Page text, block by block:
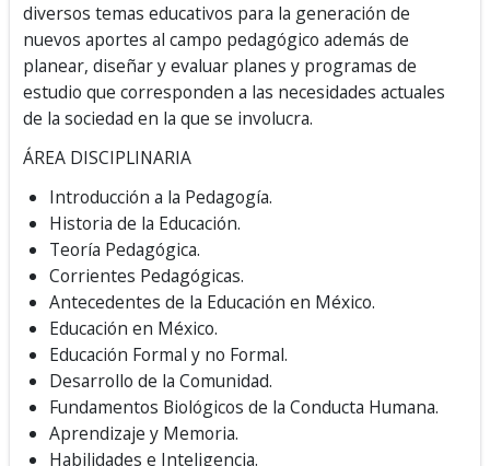
diversos temas educativos para la generación de
nuevos aportes al campo pedagógico además de
planear, diseñar y evaluar planes y programas de
estudio que corresponden a las necesidades actuales
de la sociedad en la que se involucra.
ÁREA DISCIPLINARIA
Introducción a la Pedagogía.
Historia de la Educación.
Teoría Pedagógica.
Corrientes Pedagógicas.
Antecedentes de la Educación en México.
Educación en México.
Educación Formal y no Formal.
Desarrollo de la Comunidad.
Fundamentos Biológicos de la Conducta Humana.
Aprendizaje y Memoria.
Habilidades e Inteligencia.